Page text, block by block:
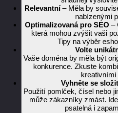
Relevantní– Měla by
nabízenými
Optimalizovaná pro SEO –
která mohou zvýšit vaši
Tipy na výběr
Volte
Vaše doména by měla být
konkurence. Zkuste
kreativními
Vyhněte se
Použití pomlček, čísel nebo
může zákazníky zmást.
psatelná i